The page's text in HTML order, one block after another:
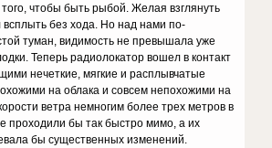
чтобы быть рыбой. Желая взглянуть
всплыть без хода. Но над нами по-
туман, видимость не превышала уже
Теперь радиолокатор вошел в контакт
нечеткие, мягкие и расплывчатые
на облака и совсем непохожими на
ветра немногим более трех метров в
проходили бы так быстро мимо, а их
бы существенных изменений.